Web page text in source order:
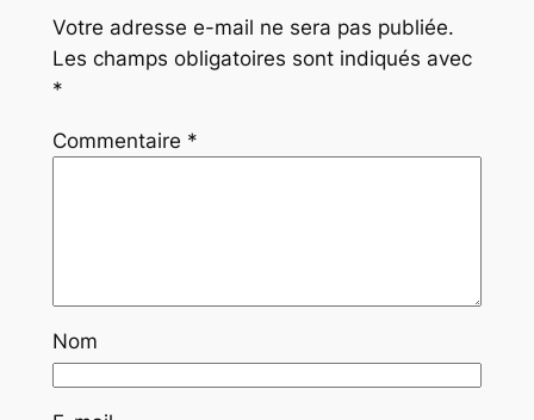
Votre adresse e-mail ne sera pas publiée.
Les champs obligatoires sont indiqués avec
*
Commentaire *
Nom